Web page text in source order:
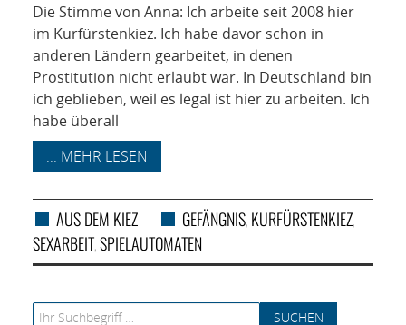
Die Stimme von Anna: Ich arbeite seit 2008 hier
im Kurfürstenkiez. Ich habe davor schon in
anderen Ländern gearbeitet, in denen
Prostitution nicht erlaubt war. In Deutschland bin
ich ge­blieben, weil es legal ist hier zu arbeiten. Ich
habe über­all
... MEHR LESEN
AUS DEM KIEZ GEFÄNGNIS, KURFÜRSTENKIEZ,
SEXARBEIT,SPIELAUTOMATEN
Search for: